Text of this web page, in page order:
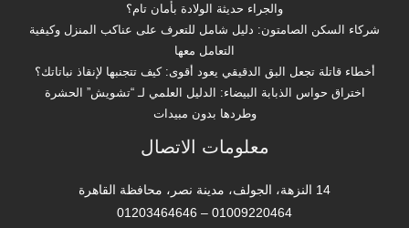
والجراء حديثة الولادة بأمان تام؟
شركاء السكن الصامتون: دليل شامل للتعرف على عناكب المنزل وكيفية
التعامل معها
أخطاء قاتلة تجعل البق الدقيقي يعود أقوى: كيف تتجنبها لإنقاذ نباتاتك؟
اختراق حواس الذبابة البيضاء: الدليل العلمي لـ “تشويش” الحشرة
وطردها بدون مبيدات
معلومات الاتصال
14 النزهة، الجولف، مدينة نصر، محافظة القاهرة‬
01009220464 – 01203464646